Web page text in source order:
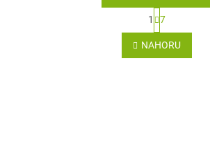
O
v
l
S
t
r
á
n
1 7
NAHORU